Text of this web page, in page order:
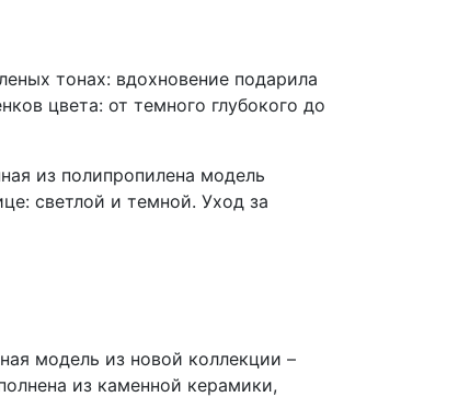
тонах: вдохновение подарила
цвета: от темного глубокого до
из полипропилена модель
светлой и темной. Уход за
модель из новой коллекции –
из каменной керамики,